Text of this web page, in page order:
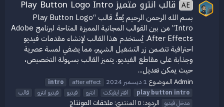
AE قالب انترو متميز Play Button Logo Intro
بسم الله الرحمن الرحيم يُعدُّ قالب “Play Button Logo
Intro” من بين القوالب المجانية المميزة المتاحة لبرنامج Adobe
After Effects. يُستخدم هذا القالب لإنشاء مقدمات فيديو
احترافية تتضمن زر التشغيل الشهير، مما يضفي لمسة عصرية
وجذابة على مقاطع الفيديو. يتميز القالب بسهولة التخصيص،
حيث يمكن تعديل...
Admin الموضوع 1 ديسمبر 2024 after effect
intro
play button intro افتر ايفيكت انترو فيديو فيديو انترو
قالب
مدخل فيديو
الردود: 0 المنتدى: ملحقات المونتاج